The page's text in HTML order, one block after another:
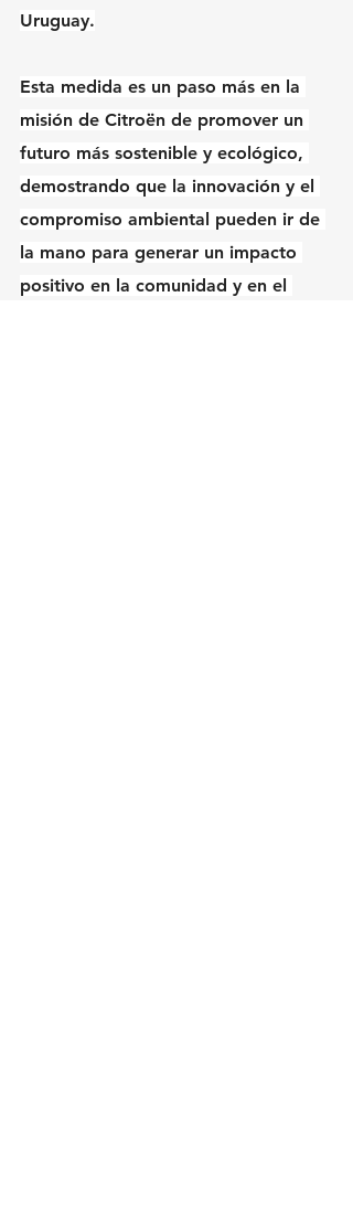
Uruguay.
Esta medida es un paso más en la
misión de Citroën de promover un
futuro más sostenible y ecológico,
demostrando que la innovación y el
compromiso ambiental pueden ir de
la mano para generar un impacto
positivo en la comunidad y en el